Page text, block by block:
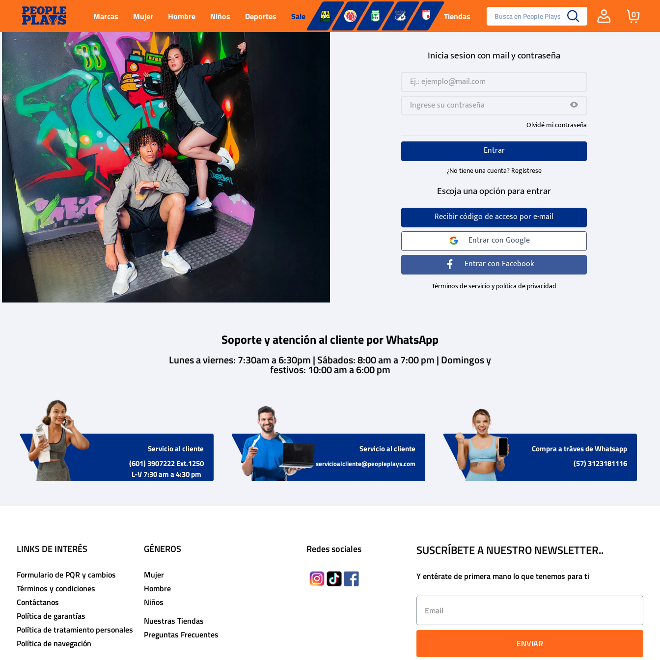
Marcas Mujer Hombre Niños Deportes Sale Tiendas Busca en People Plays
Reebok Fashion
0
Escoja una opción para entrar
Recibir código de acceso por e-mail
Entrar conGoogle
Entrar con Facebook
Términos de servicio y política de privacidad
Inicia sesion con mail y contraseña
Olvidé mi contraseña
Entrar
¿No tiene una cuenta? Regístrese
Soporte y atención al cliente por WhatsApp
Lunes a viernes: 7:30am a 6:30pm | Sábados: 8:00 am a 7:00 pm | Domingos y
festivos: 10:00 am a 6:00 pm
Servicio al cliente
(601) 3907222 Ext.1250
L-V 7:30 am a 4:30 pm
Servicio al cliente
servicioalcliente@peopleplays.com
Compra a tráves de Whatsapp
(57) 3123181116
LINKS DE INTERÉS
Formulario de PQR y cambios
Términos y condiciones
Contáctanos
Política de garantías
Política de tratamiento personales
Política de navegación
GÉNEROS
Mujer
Hombre
Niños
Nuestras Tiendas
Preguntas Frecuentes
Redes sociales SUSCRÍBETE A NUESTRO NEWSLETTER..
Y entérate de primera mano lo que tenemos para ti
ENVIAR